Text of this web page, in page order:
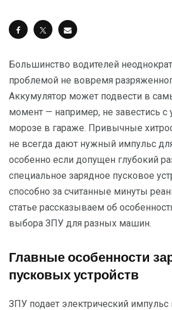
Большинство водителей
проблемой не вовремя
Аккумулятор может подвести в
момент — например, не завестись с
морозе в гараже. Привычные
не всегда дают нужный импульс
особенно если допущен глубокий
специальное зарядное пусковое
способно за считанные минуты
статье рассказываем об
выбора ЗПУ для разных машин.
Главные особенности
пусковых устройств
ЗПУ подает электрический импульс